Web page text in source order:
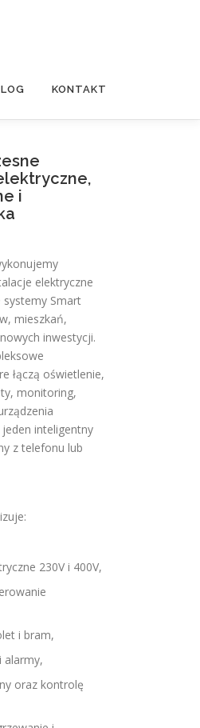
KONTAKT
i
elektryczne
systemy Smart
mieszkań,
inwestycji.
łączą oświetlenie,
monitoring,
inteligentny
z telefonu lub
230V i 400V,
i bram,
alarmy,
oraz kontrolę